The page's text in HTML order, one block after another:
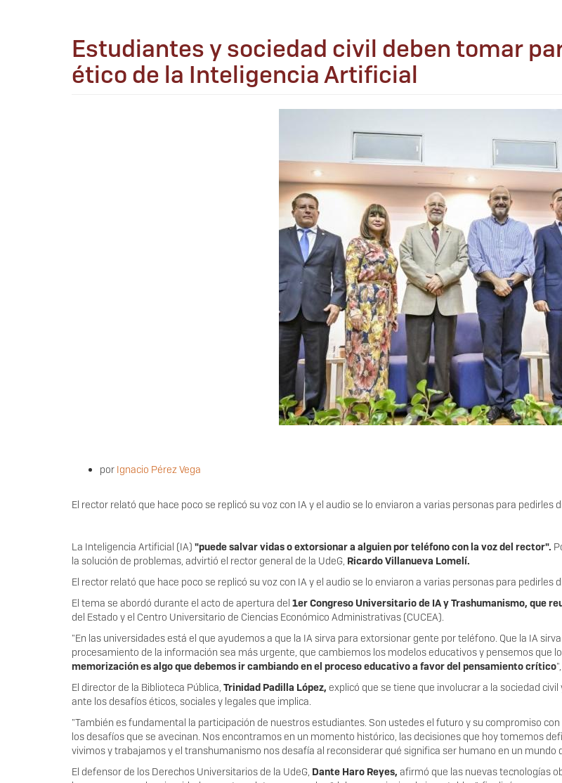
Estudiantes y sociedad civil deben tomar
ético de la Inteligencia Artificial
por Ignacio Pérez Vega
El rector relató que hace poco se replicó su voz con IA y el audio se lo enviaron a varias personas para pedirles
La Inteligencia Artificial (IA) "puede salvar vidas o extorsionar a alguien por teléfono con la voz del rector".
la solución de problemas, advirtió el rector general de la UdeG, Ricardo Villanueva Lomelí.
El rector relató que hace poco se replicó su voz con IA y el audio se lo enviaron a varias personas para pedirles
El tema se abordó durante el acto de apertura del 1er Congreso Universitario de IA y Trashumanismo, que
del Estado y el Centro Universitario de Ciencias Económico Administrativas (CUCEA).
"En las universidades está el que ayudemos a que la IA sirva para extorsionar gente por teléfono. Que la IA
procesamiento de la información sea más urgente, que cambiemos los modelos educativos y pensemos que
memorización es algo que debemos ir cambiando en el proceso educativo a favor del pensamiento crítico
El director de la Biblioteca Pública, Trinidad Padilla López, explicó que se tiene que involucrar a la sociedad
ante los desafíos éticos, sociales y legales que implica.
"También es fundamental la participación de nuestros estudiantes. Son ustedes el futuro y su compromiso
los desafíos que se avecinan. Nos encontramos en un momento histórico, las decisiones que hoy tomemos
vivimos y trabajamos y el transhumanismo nos desafía al reconsiderar qué significa ser humano en un
El defensor de los Derechos Universitarios de la UdeG, Dante Haro Reyes, afirmó que las nuevas tecnologías